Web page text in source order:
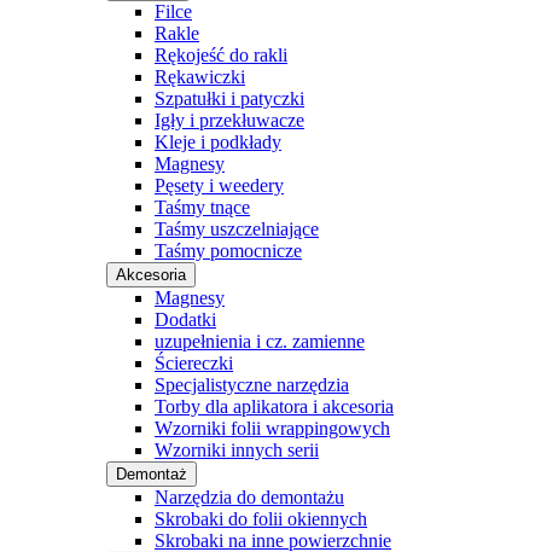
Filce
Rakle
Rękojeść do rakli
Rękawiczki
Szpatułki i patyczki
Igły i przekłuwacze
Kleje i podkłady
Magnesy
Pęsety i weedery
Taśmy tnące
Taśmy uszczelniające
Taśmy pomocnicze
Akcesoria
Magnesy
Dodatki
uzupełnienia i cz. zamienne
Ściereczki
Specjalistyczne narzędzia
Torby dla aplikatora i akcesoria
Wzorniki folii wrappingowych
Wzorniki innych serii
Demontaż
Narzędzia do demontażu
Skrobaki do folii okiennych
Skrobaki na inne powierzchnie